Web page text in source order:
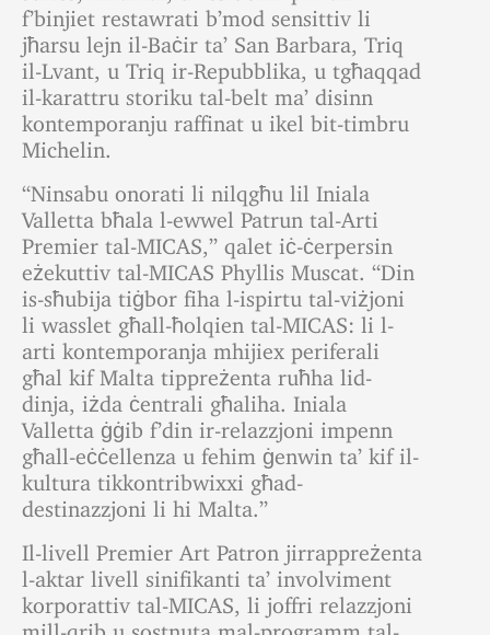
f’binjiet restawrati b’mod sensittiv li
jħarsu lejn il-Baċir ta’ San Barbara, Triq
il-Lvant, u Triq ir-Repubblika, u tgħaqqad
il-karattru storiku tal-belt ma’ disinn
kontemporanju raffinat u ikel bit-timbru
Michelin.
“Ninsabu onorati li nilqgħu lil Iniala
Valletta bħala l-ewwel Patrun tal-Arti
Premier tal-MICAS,” qalet iċ-ċerpersin
eżekuttiv tal-MICAS Phyllis Muscat. “Din
is-sħubija tiġbor fiha l-ispirtu tal-viżjoni
li wasslet għall-ħolqien tal-MICAS: li l-
arti kontemporanja mhijiex periferali
għal kif Malta tippreżenta ruħha lid-
dinja, iżda ċentrali għaliha. Iniala
Valletta ġġib f’din ir-relazzjoni impenn
għall-eċċellenza u fehim ġenwin ta’ kif il-
kultura tikkontribwixxi għad-
destinazzjoni li hi Malta.”
Il-livell Premier Art Patron jirrappreżenta
l-aktar livell sinifikanti ta’ involviment
korporattiv tal-MICAS, li joffri relazzjoni
mill-qrib u sostnuta mal-programm tal-